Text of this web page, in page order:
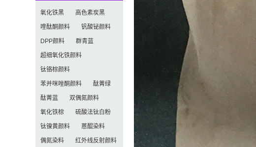
氧化铁黑 高色素炭黑
喹酞酮颜料 钒酸铋颜料
DPP颜料 群青蓝
超细氧化铁颜料
钛铬棕颜料
苯并咪唑酮颜料 酞菁绿
酞菁蓝 双偶氮颜料
氧化铁棕 硫酸法钛白粉
钛镍黄颜料 蒽醌染料
偶氮染料 红外线反射颜料